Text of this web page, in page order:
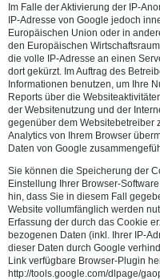
Im Falle der Aktivierung der IP-
IP-Adresse von Google jedoch
Europäischen Union oder in
den Europäischen
die volle IP-Adresse an einen
dort gekürzt. Im Auftrag des
Informationen benutzen, um Ihre
Reports über die
der Websitenutzung und der
gegenüber dem Websitebetreiber
Analytics von Ihrem Browser
Daten von Google
Sie können die Speicherung der
Einstellung Ihrer Browser-
hin, dass Sie in diesem Fall
Website vollumfänglich werden
Erfassung der durch das Cookie
bezogenen Daten (inkl. Ihrer IP-
dieser Daten durch Google
Link verfügbare Browser-Plugin
http://tools.google.com/dlpage/